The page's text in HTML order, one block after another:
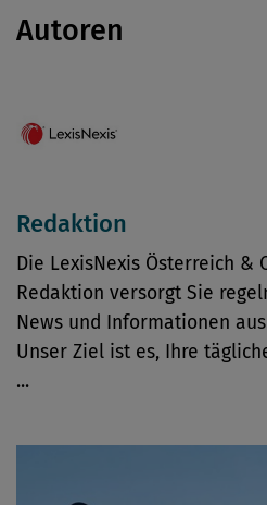
Autoren
Redaktion
Die LexisNexis Österreich &
Redaktion versorgt Sie
News und Informationen
Unser Ziel ist es, Ihre
...